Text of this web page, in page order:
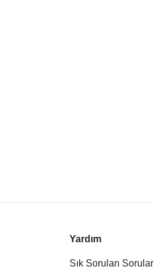
Yardım
Sık Sorulan Sorular